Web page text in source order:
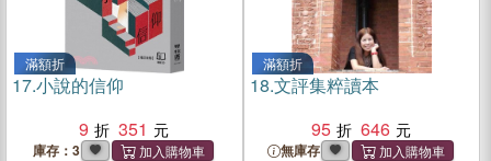
滿額折
17.小說的信仰
9
351
庫存：3
滿額折
18.文評集粹讀本
95
646
無庫存